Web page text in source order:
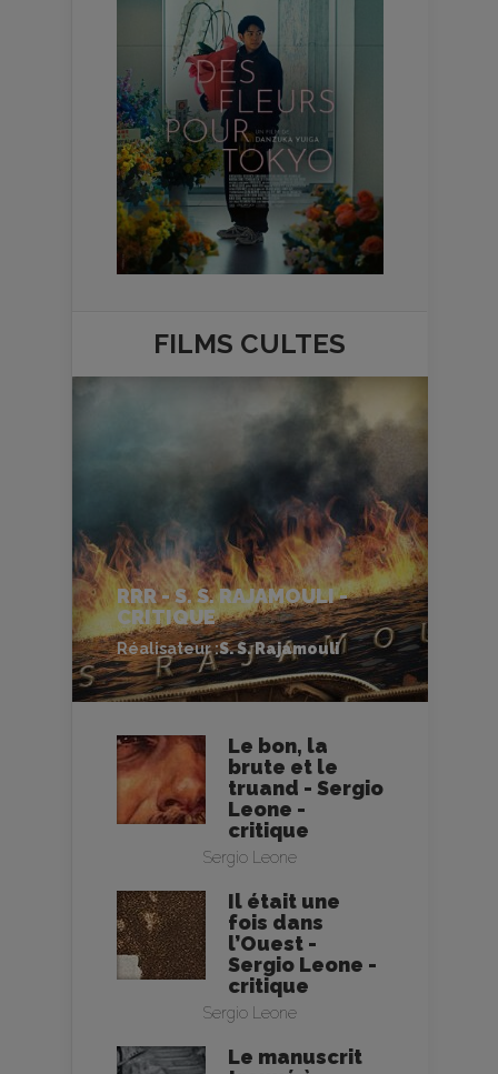
FILMS CULTES
RRR - S. S. RAJAMOULI -
CRITIQUE
Réalisateur :S. S. Rajamouli
Le bon, la
brute et le
truand - Sergio
Leone -
critique
Sergio Leone
Il était une
fois dans
l’Ouest -
Sergio Leone -
critique
Sergio Leone
Le manuscrit